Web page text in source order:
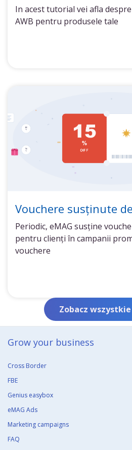
In acest tutorial vei afla
AWB pentru produsele tale
Vouchere susținute
Periodic, eMAG susține
pentru clienți în campanii
vouchere
Zobacz
Grow your business​
Cross Border
FBE
Genius easybox
eMAG Ads
Marketing campaigns
FAQ